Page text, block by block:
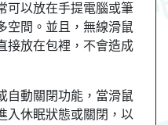
可以放在手提電腦或筆
空間。並且，無線滑鼠
接放在包裡，不會造成
自動關閉功能，當滑鼠
入休眠狀態或關閉，以